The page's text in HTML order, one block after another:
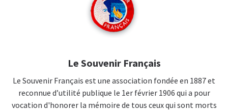
Le Souvenir Français
Le Souvenir Français est une association fondée en 1887 et
reconnue d’utilité publique le 1er février 1906 qui a pour
vocation d'honorer la mémoire de tous ceux qui sont morts